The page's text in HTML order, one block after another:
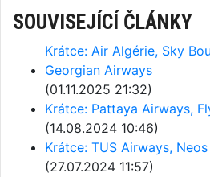
SOUVISEJÍCÍ ČLÁNKY
Krátce: Air Algérie, Sky
Georgian Airways
(01.11.2025 21:32)
Krátce: Pattaya Airways,
(14.08.2024 10:46)
Krátce: TUS Airways,
(27.07.2024 11:57)